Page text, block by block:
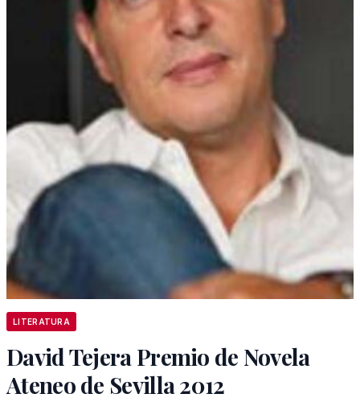
LITERATURA
David Tejera Premio de Novela
Ateneo de Sevilla 2012